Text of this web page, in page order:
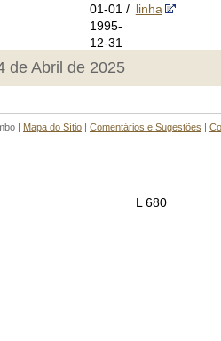
01-01 /
1995-
12-31
linha
L 680
de Abril de 2025
| Mapa do Sítio | Comentários e Sugestões |